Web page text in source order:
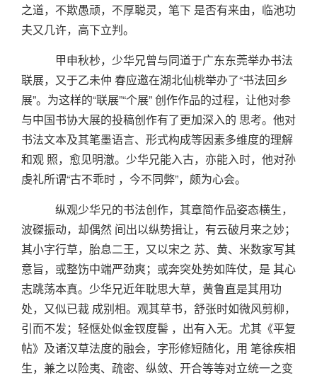
之道，不欺愚顽，不厚聪灵，笔下 是否有来由，临池功
夫又几许，高下立判。
甲申秋杪，少华兄曾与同道于广东东莞举办书法
联展，又于乙未仲 春应邀在湖北仙桃举办了“书法回乡
展”。为这样的“联展”“个展” 创作作品的过程，让他对参
与中国书协大展的投稿创作有了更加深入的 思考。他对
书法文本及其笔墨语言、形式构成等因素多维度的理解
和观 照，愈见明澈。少华兄能入古，亦能入时，他对孙
虔礼所谓“古不乖时 ，今不同弊”，颇为心会。
纵观少华兄的书法创作，其章简作品姿态横生，
波磔振动，却偶然 间出以纵势揖让，有云破月来之妙；
其小字行草，胎息二王，又以宋之 苏、黄、米数家写其
意旨，或整饬中端严劲爽；或奔突处势如阵仗，是 其心
志跳荡本真。少华兄近年耽思大草，黄鲁直是其用功
处，又似已裁 成别相。观其草书，舒张时如微风剪柳，
引而不发；轻惬处似金钗度髻 ，出有入无。尤其《平复
帖》及诸汉草法度的融会，字形修短随化，用 笔徐疾相
生，兼之以险夷、疏密、纵敛、开合等等对立统一之变